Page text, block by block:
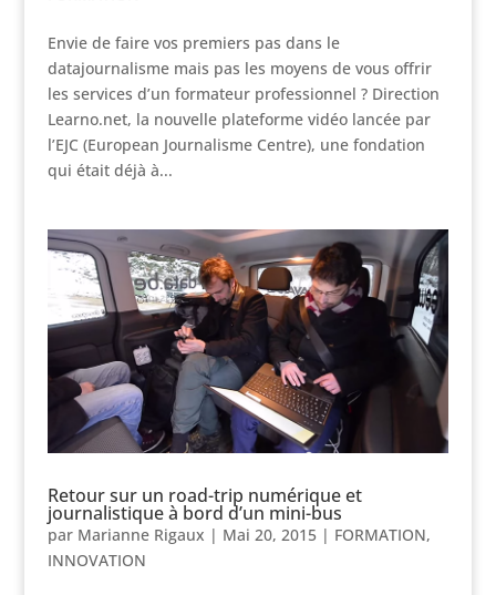
Envie de faire vos premiers pas dans le
datajournalisme mais pas les moyens de vous offrir
les services d’un formateur professionnel ? Direction
Learno.net, la nouvelle plateforme vidéo lancée par
l’EJC (European Journalisme Centre), une fondation
qui était déjà à...
Retour sur un road-trip numérique et
journalistique à bord d’un mini-bus
par Marianne Rigaux | Mai 20, 2015| FORMATION,
INNOVATION